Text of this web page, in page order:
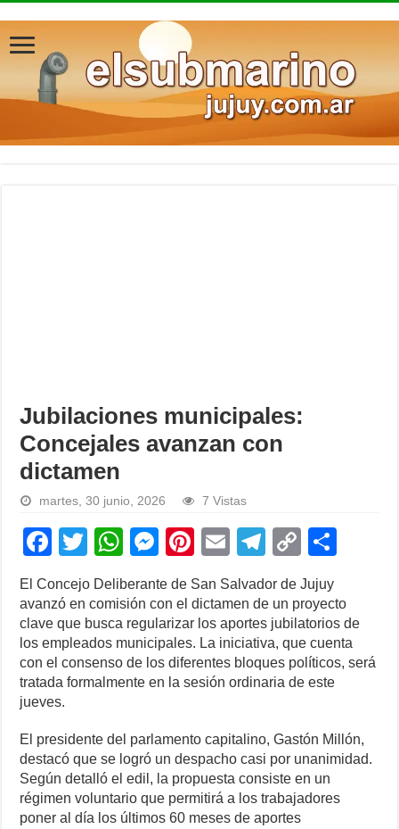
Jubilaciones municipales:
Concejales avanzan con
dictamen
martes, 30 junio, 2026 7 Vistas
F
c
e
b
o
o
k
T
wi
tt
er
W
at
s
A
p
M
ss
e
n
g
Pi
nt
er
e
st
E
m
ail
T
el
e
gr
a
m
C
o
p
y
Li
n
ar
e
El Concejo Deliberante de San Salvador de Jujuy
avanzó en comisión con el dictamen de un proyecto
clave que busca regularizar los aportes jubilatorios de
los empleados municipales. La iniciativa, que cuenta
con el consenso de los diferentes bloques políticos, será
tratada formalmente en la sesión ordinaria de este
jueves.
El presidente del parlamento capitalino, Gastón Millón,
destacó que se logró un despacho casi por unanimidad.
Según detalló el edil, la propuesta consiste en un
régimen voluntario que permitirá a los trabajadores
poner al día los últimos 60 meses de aportes